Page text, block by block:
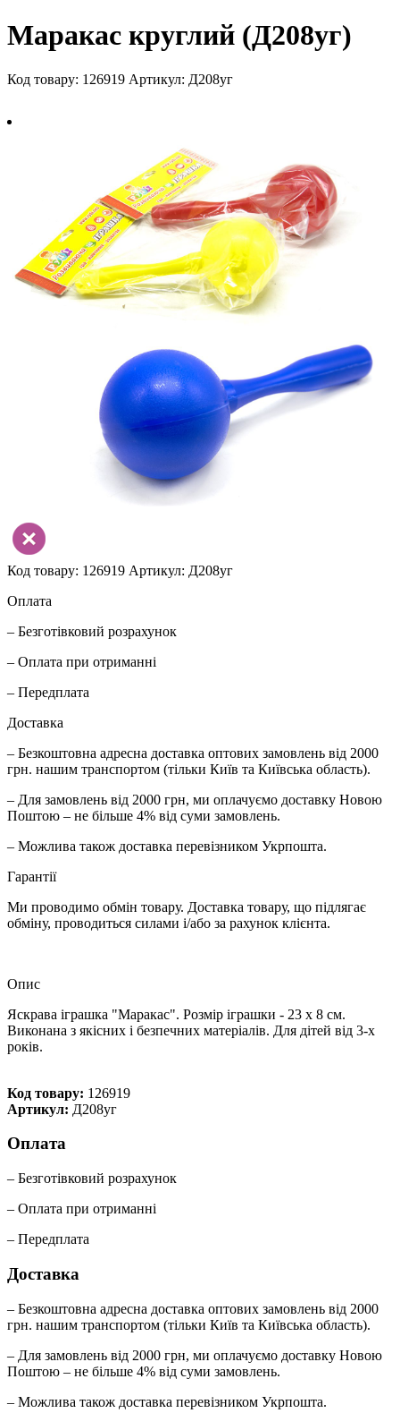
Маракас круглий (Д208уг)
Код товару: 126919 Артикул: Д208уг
Код товару: 126919 Артикул: Д208уг
Оплата
– Безготівковий розрахунок
– Оплата при отриманні
– Передплата
Доставка
– Безкоштовна адресна доставка оптових замовлень від 2000
грн. нашим транспортом (тільки Київ та Київська область).
– Для замовлень від 2000 грн, ми оплачуємо доставку Новою
Поштою – не більше 4% від суми замовлень.
– Можлива також доставка перевізником Укрпошта.
Гарантії
Ми проводимо обмін товару. Доставка товару, що підлягає
обміну, проводиться силами і/або за рахунок клієнта.
Опис
Яскрава іграшка "Маракас". Розмір іграшки - 23 х 8 см.
Виконана з якісних і безпечних матеріалів. Для дітей від 3-х
років.
Код товару: 126919
Артикул: Д208уг
Оплата
– Безготівковий розрахунок
– Оплата при отриманні
– Передплата
Доставка
– Безкоштовна адресна доставка оптових замовлень від 2000
грн. нашим транспортом (тільки Київ та Київська область).
– Для замовлень від 2000 грн, ми оплачуємо доставку Новою
Поштою – не більше 4% від суми замовлень.
– Можлива також доставка перевізником Укрпошта.